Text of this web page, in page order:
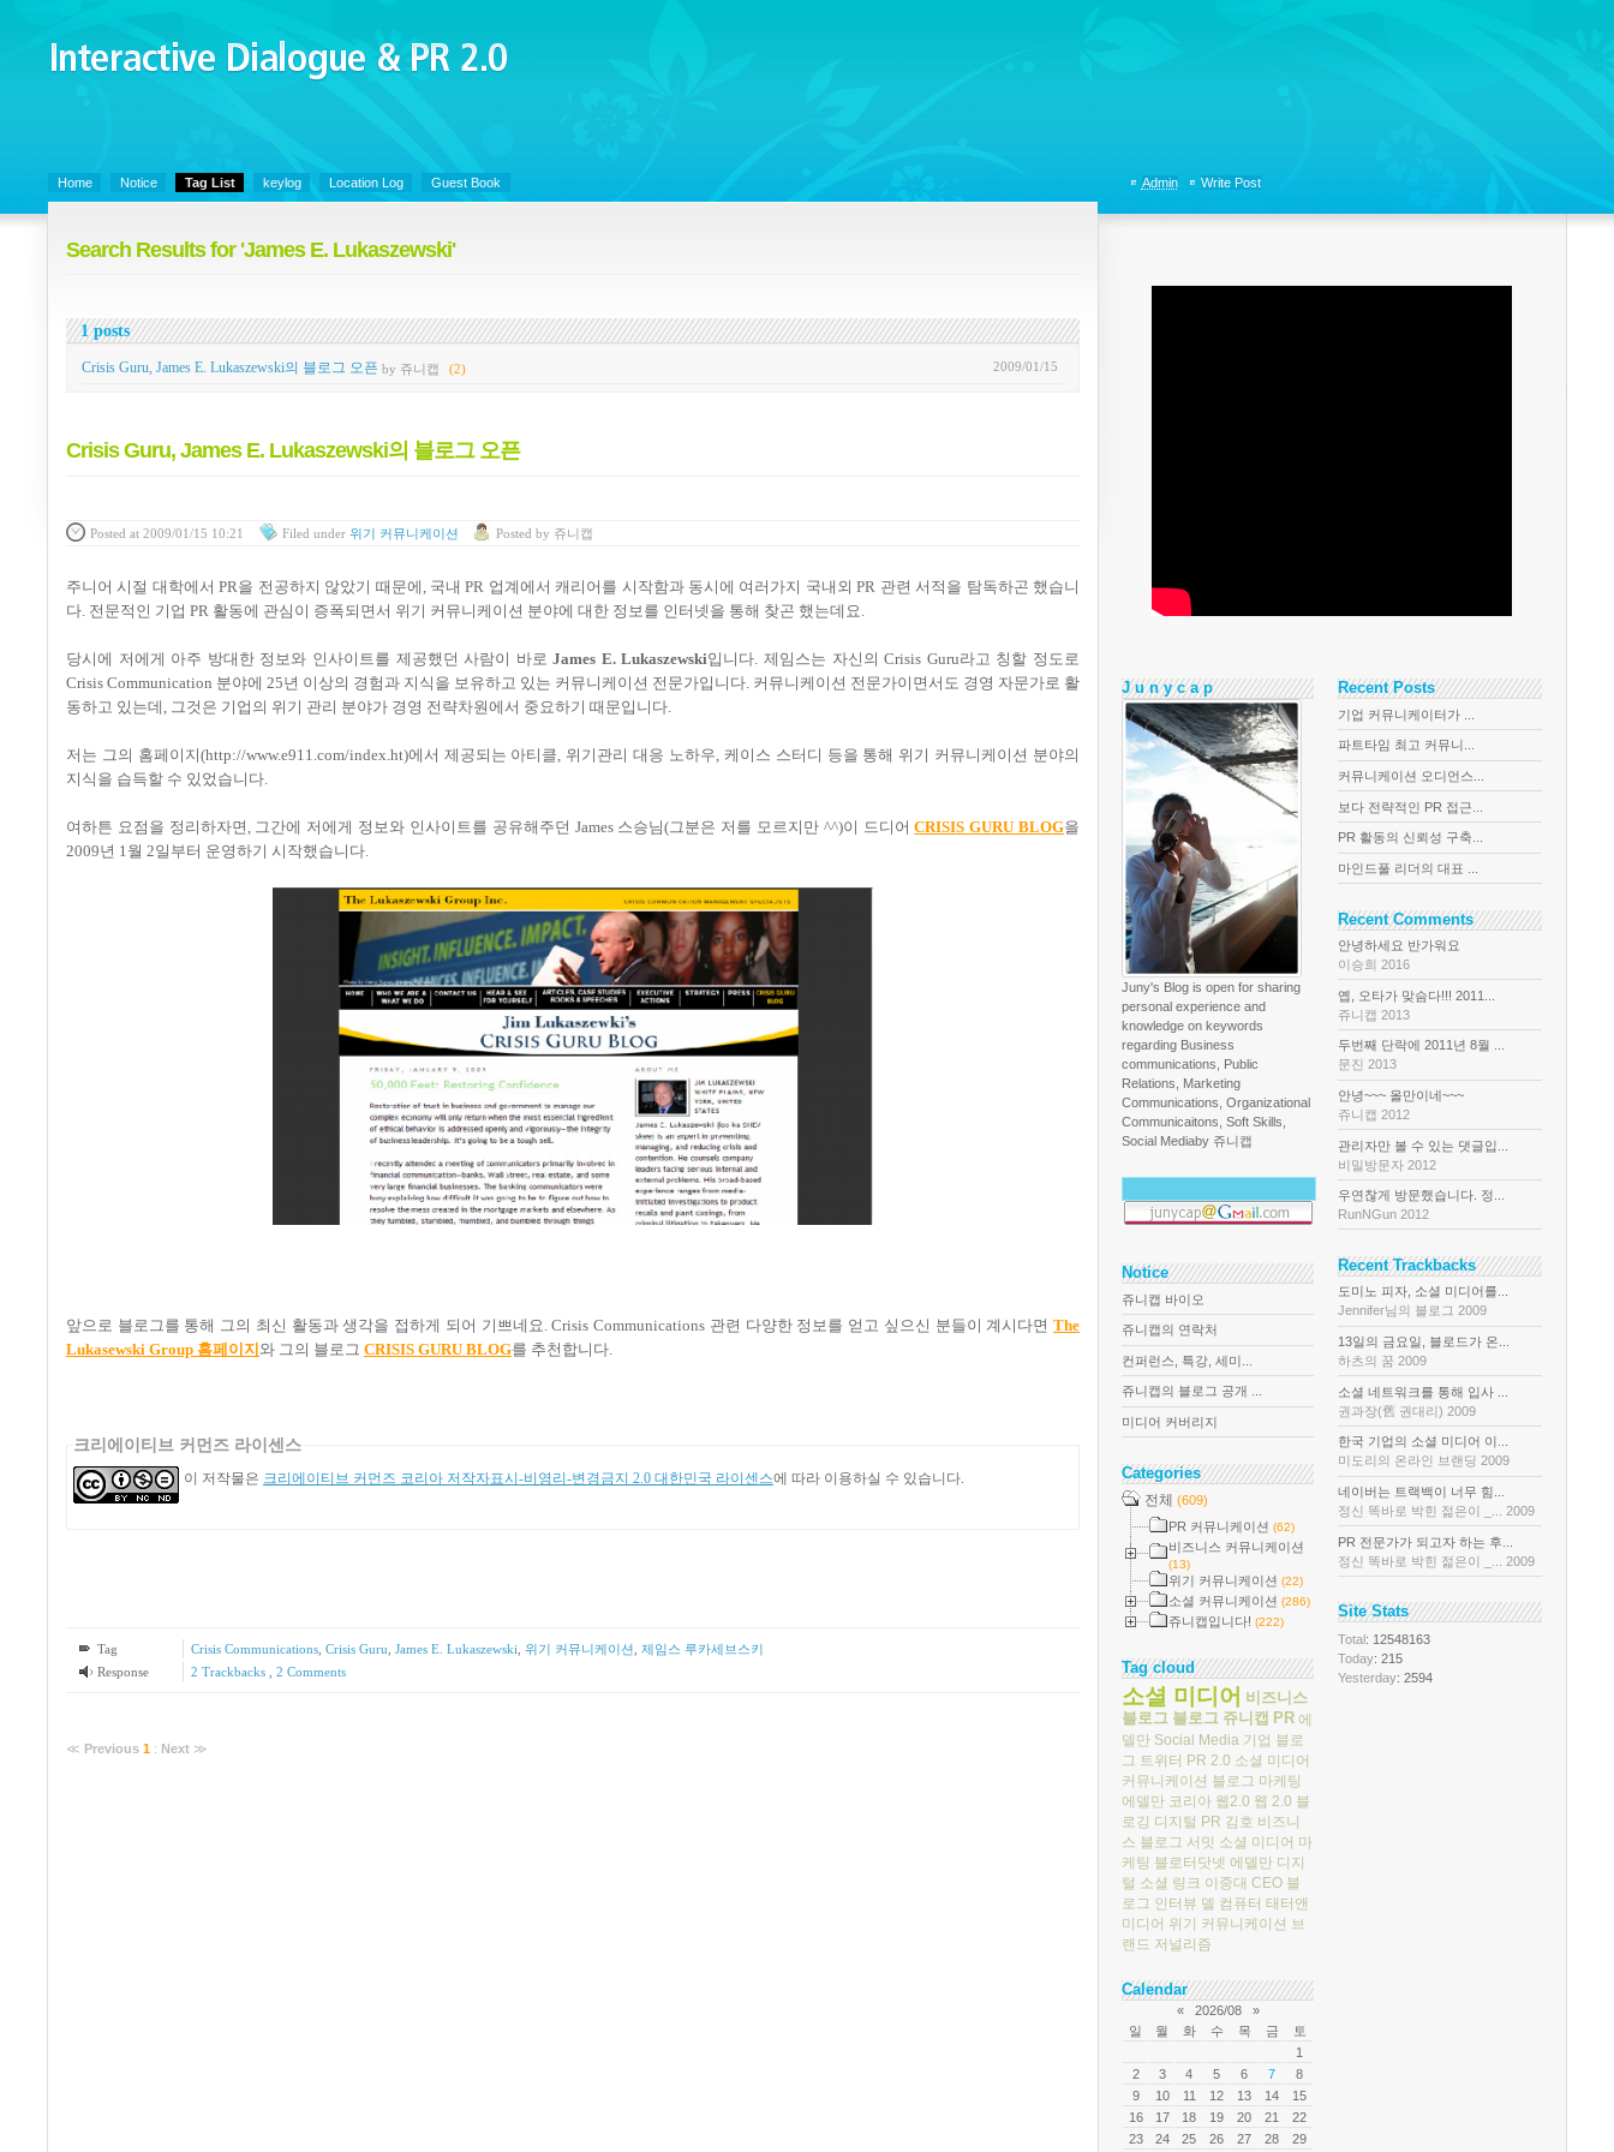
Interactive Dialogue &
PR 2.0
Home Notice Tag List keylog Location Log Guest Book
Search Results for 'James E. Lukaszewski'
1 posts
2009/01/15
Crisis Guru, James E. Lukaszewski의 블로그 오픈 by 쥬니캡 (2)
Crisis Guru, James E. Lukaszewski의 블로그 오픈
Posted at 2009/01/15 10:21 Filed under 위기 커뮤니케이션 Posted by 쥬니캡
주니어 시절 대학에서 PR을 전공하지 않았기 때문에 , 국내 PR 업계에서 캐리어를 시작함과 동시에 여러가지 국내외 PR 관련 서적을 탐독하곤 했습니
다. 전문적인 기업 PR 활동에 관심이 증폭되면서 위기 커뮤니케이션 분야에 대한 정보를 인터넷을 통해 찾곤 했는데요.
당시에 저에게 아주 방대한 정보와 인사이트를 제공했던 사람이 바로James E. Lukaszewski입니다. 제임스는 자신의 Crisis Guru라고 칭할 정도로
Crisis Communication 분야에 25년 이상의 경험과 지식을 보유하고 있는 커뮤니케이션 전문가입니다. 커뮤니케이션 전문가이면서도 경영 자문가로 활
동하고 있는데 , 그것은 기업의 위기 관리 분야가 경영 전략차원에서 중요하기 때문입니다.
저는 그의 홈페이지(http://www.e911.com/index.ht)에서 제공되는 아티클, 위기관리 대응 노하우, 케이스 스터디 등을 통해 위기 커뮤니케이션 분야의
지식을 습득할 수 있었습니다.
여하튼 요점을 정리하자면 , 그간에 저에게 정보와 인사이트를 공유해주던 James 스승님(그분은 저를 모르지만^^)이 드디어 CRISIS GURU BLOG을
2009년 1월 2일부터 운영하기 시작했습니다.
앞으로 블로그를 통해 그의 최신 활동과 생각을 접하게 되어 기쁘네요. Crisis Communications 관련 다양한 정보를 얻고 싶으신 분들이 계시다면 The
Lukasewski Group 홈페이지 와 그의 블로그 CRISIS GURU BLOG를 추천합니다.
크리에이티브 커먼즈 라이센스
이 저작물은 크리에이티브 커먼즈 코리아 저작자표시-비영리-변경금지 2.0 대한민국 라이센스에 따라 이용하실 수 있습니다.
Tag Crisis Communications, Crisis Guru James E. Lukaszewski 위기 커뮤니케이션 제임스 루카세브스키
Response
2 Trackbacks 2 Comments
≪ Previous 1 : Next ≫
Admin Write Post
J u n y c a p
Juny's Blog is open for sharing
personal experience and
knowledge on keywords
regarding Business
communications, Public
Relations, Marketing
Communications, Organizational
Communicaitons, Soft Skills,
Social Mediaby 쥬니캡
Notice
쥬니캡 바이오
쥬니캡의 연락처
컨퍼런스, 특강, 세미...
쥬니캡의 블로그 공개 ...
미디어 커버리지
Categories
전체 (609)
PR 커뮤니케이션 (62)
비즈니스 커뮤니케이션
(13)
위기 커뮤니케이션 (22)
소셜 커뮤니케이션 (286)
쥬니캡입니다! (222)
Tag cloud
소셜 미디어 비즈니스
블로그 블로그 쥬니캡 PR 에
델만 Social Media 기업 블로
그 트위터 PR 2.0 소셜 미디어
커뮤니케이션 블로그 마케팅
에델만 코리아 웹2.0 웹 2.0 블
로깅 디지털 PR 김호 비즈니
스 블로그 서밋 소셜 미디어 마
케팅 블로터닷넷 에델만 디지
털 소셜 링크 이중대 CEO 블
로그 인터뷰 델 컴퓨터 태터앤
미디어 위기 커뮤니케이션 브
랜드 저널리즘
Calendar
« 2026/08
»
일
월 화 수 목 금
토
1
2
3 4 5 6 7
8
9
10 11 12 13 14
15
16
17 18 19 20 21
22
23
24 25 26 27 28 29
Recent Posts
기업 커뮤니케이터가 ...
파트타임 최고 커뮤니...
커뮤니케이션 오디언스...
보다 전략적인 PR 접근...
PR 활동의 신뢰성 구축...
마인드풀 리더의 대표 ...
Recent Comments
안녕하세요 반가워요
이승희 2016
옙, 오타가 맞슴다!!! 2011...
쥬니캡 2013
두번째 단락에 2011년 8월 ...
문진 2013
안녕~~~ 올만이네~~~
쥬니캡 2012
관리자만 볼 수 있는 댓글입...
비밀방문자 2012
우연찮게 방문했습니다. 정...
RunNGun 2012
Recent Trackbacks
도미노 피자, 소셜 미디어를...
Jennifer님의 블로그 2009
13일의 금요일, 블로드가 온...
하츠의 꿈 2009
소셜 네트워크를 통해 입사 ...
권과장(舊 권대리) 2009
한국 기업의 소셜 미디어 이...
미도리의 온라인 브랜딩 2009
네이버는 트랙백이 너무 힘...
정신 똑바로 박힌 젊은이 _... 2009
PR 전문가가 되고자 하는 후...
정신 똑바로 박힌 젊은이 _... 2009
Site Stats
Total: 12548163
Today: 215
Yesterday: 2594